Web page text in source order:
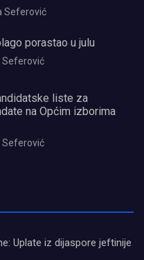
Seferović
porastao u julu
Seferović
liste za
na Općim izborima
Seferović
Uplate iz dijaspore jeftinije